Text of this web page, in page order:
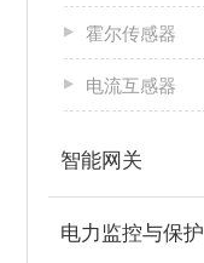
霍尔传感器
电流互感器
智能网关
电力监控与保护